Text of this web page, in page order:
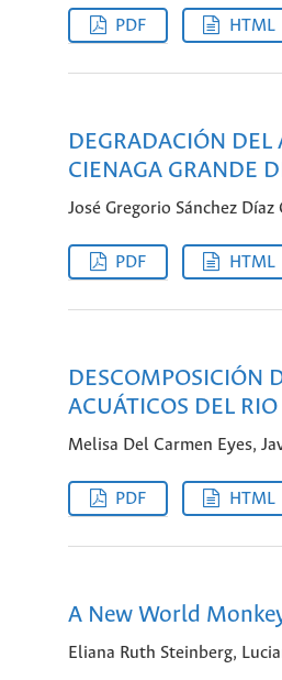
PDF HTML
DEGRADACIÓN
CIENAGA GRANDE
José Gregorio Sánchez
PDF HTML
DESCOMPOSICIÓN
ACUÁTICOS DEL
Melisa Del Carmen Eyes,
PDF HTML
A New World
Eliana Ruth Steinberg,